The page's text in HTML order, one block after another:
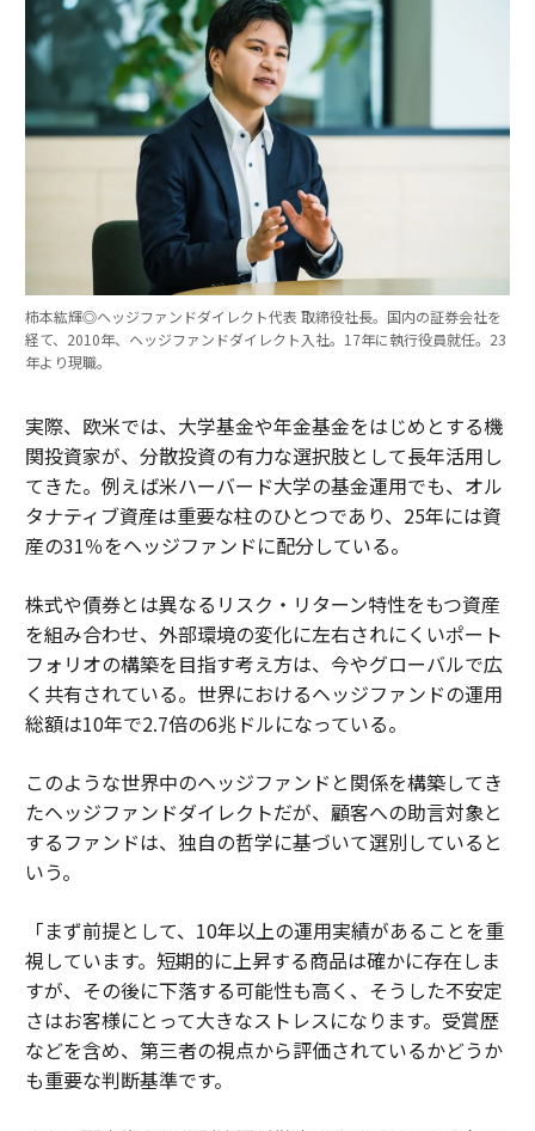
柿本紘輝◎ヘッジファンドダイレクト代表 取締役社長。国内の証券会社を
経て、2010年、ヘッジファンドダイレクト入社。17年に執行役員就任。23
年より現職。
実際、欧米では、大学基金や年金基金をはじめとする機
関投資家が、分散投資の有力な選択肢として長年活用し
てきた。例えば米ハーバード大学の基金運用でも、オル
タナティブ資産は重要な柱のひとつであり、25年には資
産の31％をヘッジファンドに配分している。
株式や債券とは異なるリスク・リターン特性をもつ資産
を組み合わせ、外部環境の変化に左右されにくいポート
フォリオの構築を目指す考え方は、今やグローバルで広
く共有されている。世界におけるヘッジファンドの運用
総額は10年で2.7倍の6兆ドルになっている。
このような世界中のヘッジファンドと関係を構築してき
たヘッジファンドダイレクトだが、顧客への助言対象と
するファンドは、独自の哲学に基づいて選別していると
いう。
「まず前提として、10年以上の運用実績があることを重
視しています。短期的に上昇する商品は確かに存在しま
すが、その後に下落する可能性も高く、そうした不安定
さはお客様にとって大きなストレスになります。受賞歴
などを含め、第三者の視点から評価されているかどうか
も重要な判断基準です。